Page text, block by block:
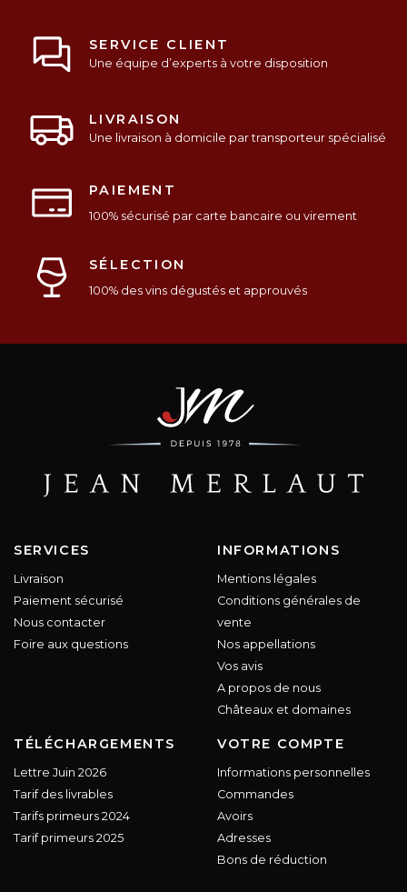
SERVICE CLIENT
Une équipe d’experts à votre disposition
LIVRAISON
Une livraison à domicile par transporteur spécialisé
PAIEMENT
100% sécurisé par carte bancaire ou virement
SÉLECTION
100% des vins dégustés et approuvés
SERVICES
Livraison
Paiement sécurisé
Nous contacter
Foire aux questions
INFORMATIONS
Mentions légales
Conditions générales de
vente
Nos appellations
Vos avis
A propos de nous
Châteaux et domaines
TÉLÉCHARGEMENTS
Lettre Juin 2026
Tarif des livrables
Tarifs primeurs 2024
Tarif primeurs 2025
VOTRE COMPTE
Informations personnelles
Commandes
Avoirs
Adresses
Bons de réduction